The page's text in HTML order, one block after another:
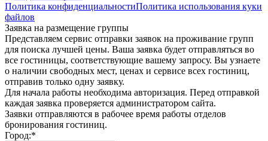
Политика конфиденциальностиПолитика использования куки
файлов
Заявка на размещение группы
Представляем сервис отправки заявок на проживание групп
для поиска лучшей цены. Ваша заявка будет отправляться во
все гостиницы, соответствующие вашему запросу. Вы узнаете
о наличии свободных мест, ценах и сервисе всех гостиниц,
отправив только одну заявку.
Для начала работы необходима авторизация. Перед отправкой
каждая заявка проверяется администратором сайта.
Заявки отправляются в рабочее время работы отделов
бронирования гостиниц.
Город:*